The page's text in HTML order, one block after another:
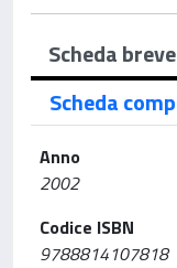
Scheda breve
Scheda
Anno
2002
Codice ISBN
9788814107818